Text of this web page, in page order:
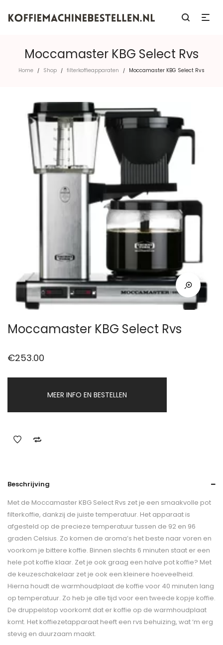
Moccamaster KBG Select Rvs
Home / Shop / filterkoffieapparaten / Moccamaster KBG Select Rvs
Moccamaster KBG Select Rvs
€253.00
MEER INFO EN BESTELLEN
Beschrijving
Met de Moccamaster KBG Select Rvs zet je een smaakvolle pot
filterkoffie, dankzij de juiste temperatuur. Het apparaat is
afgesteld op de precieze temperatuur tussen de 92 en 96
graden Celsius. Zo komen de aroma’s het beste naar voren en
voorkom je bittere koffie. Binnen slechts 6 minuten staat er een
hele pot koffie klaar. Zet je ook graag een halve pot koffie? Met
de keuzeschakelaar zet je ook een kleinere hoeveelheid.
Hierna houdt de warmhoudplaat de koffie voor 40 minuten lang
op temperatuur. Zo heb je alle tijd voor een tweede kopje koffie.
De druppelstop voorkomt dat er koffie op de warmhoudplaat
komt. Het koffiezetapparaat heeft een rvs behuizing, wat ‘m erg
stevig en duurzaam maakt.